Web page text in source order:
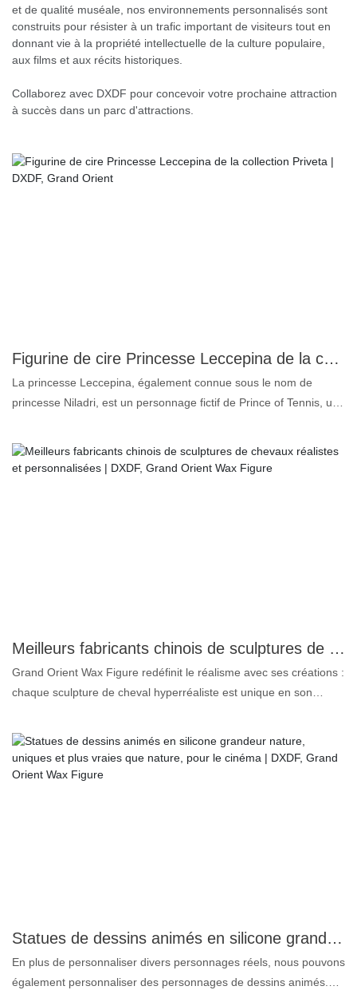
et de qualité muséale, nos environnements personnalisés sont
construits pour résister à un trafic important de visiteurs tout en
donnant vie à la propriété intellectuelle de la culture populaire,
aux films et aux récits historiques.
Collaborez avec DXDF pour concevoir votre prochaine attraction
à succès dans un parc d'attractions.
Figurine de cire Princesse Leccepina de la collection Priveta | DXDF, Grand Orient
La princesse Leccepina, également connue sous le nom de
princesse Niladri, est un personnage fictif de Prince of Tennis, une
Takeshi Obata et Tsugumi Ohba. Joueuse de tennis talentueuse,
elle est réputée pour sa détermination farouche et ses puissants
Meilleurs fabricants chinois de sculptures de chevaux réalistes et personnalisées | DXDF, Grand Orient Wax Figure
Grand Orient Wax Figure redéfinit le réalisme avec ses créations :
chaque sculpture de cheval hyperréaliste est unique en son
imite la douceur, le brillant et le mouvement naturel du poil d'un
vrai cheval, aux yeux vifs et expressifs qui capturent la douce
noblesse ou l'énergie fougueuse de l'animal, et même les
Statues de dessins animés en silicone grandeur nature, uniques et plus vraies que nature, pour le cinéma | DXDF, Grand Orient Wax Figure
En plus de personnaliser divers personnages réels, nous pouvons
également personnaliser des personnages de dessins animés.